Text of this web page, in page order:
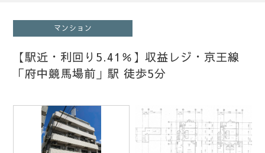
マンション
【駅近・利回り5.41％】収益レジ・京王線
「府中競馬場前」駅 徒歩5分